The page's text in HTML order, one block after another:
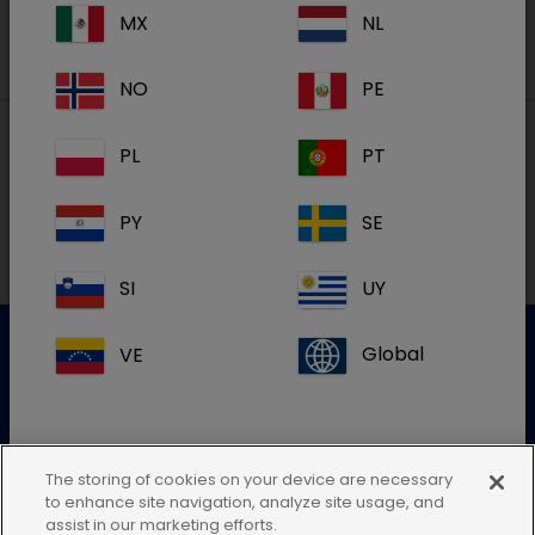
For mere information kontakt venligst vores kundeservice
Send en elektronisk forespørgsel
MX NL
NO PE
PL PT
PY SE
SI UY
VE Global
Hvis du ikke kan finde din landeadresse,
The storing of cookies on your device are necessary
to enhance site navigation, analyze site usage, and
assist in our marketing efforts.